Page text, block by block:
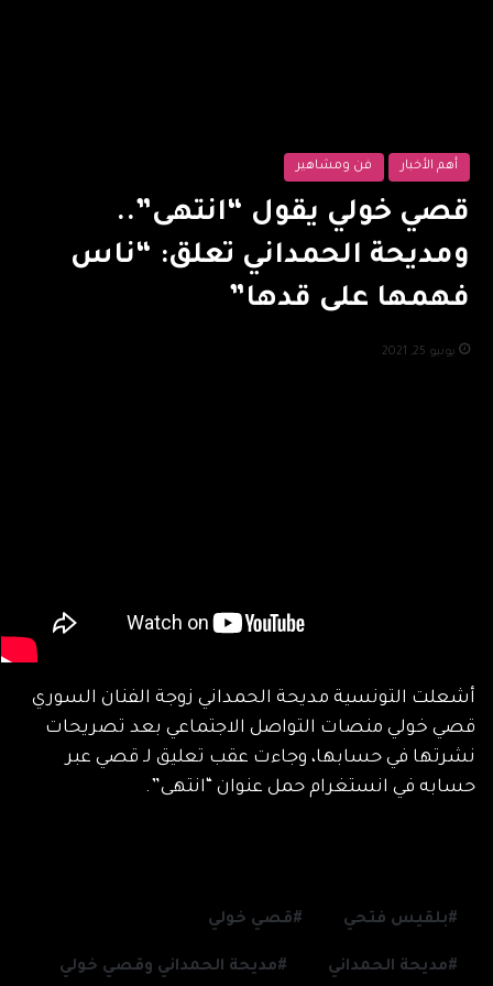
أهم الأخبار فن ومشاهير
قصي خولي يقول “انتهى”..
ومديحة الحمداني تعلق: “ناس
فهمها على قدها”
يونيو 25, 2021
أشعلت التونسية مديحة الحمداني زوجة الفنان السوري
قصي خولي منصات التواصل الاجتماعي بعد تصريحات
نشرتها في حسابها، وجاءت عقب تعليق لـ قصي عبر
حسابه في انستغرام حمل عنوان “انتهى”.
بلقيس فتحي قصي خولي
مديحة الحمداني مديحة الحمداني وقصي خولي